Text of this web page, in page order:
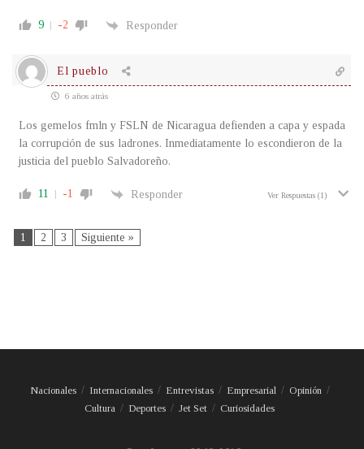
9 -2 Responder
El pueblo
6 años atrás
Los gemelos fmln y FSLN de Nicaragua defienden a capa y espada
la corrupción de sus ladrones. Inmediatamente lo escondieron de la
justicia del pueblo Salvadoreño.
11 -1 Responder Ver Respuestas (1)
1 2 3 Siguiente »
Nacionales Internacionales Entrevistas Empresarial
Opinión
Cultura
Deportes Jet Set Curiosidades